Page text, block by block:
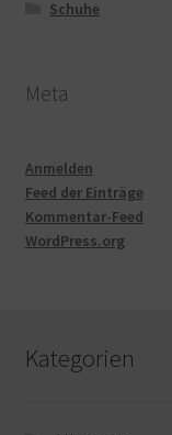
Schuhe
Meta
Anmelden
Feed der Einträge
Kommentar-Feed
WordPress.org
Kategorien